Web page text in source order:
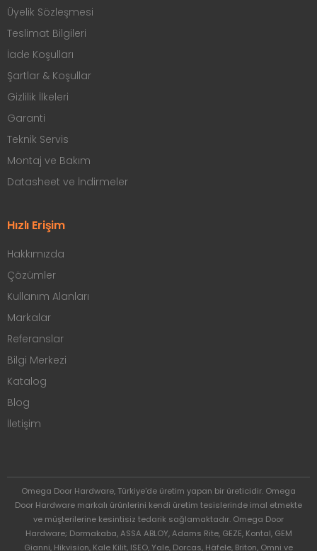
Üyelik Sözleşmesi
Teslimat Bilgileri
İade Koşulları
Şartlar & Koşullar
Gizlilik İlkeleri
Garanti
Teknik Servis
Montaj ve Bakım
Datasheet ve İndirmeler
Hızlı Erişim
Hakkımızda
Çözümler
Kullanım Alanları
Markalar
Referanslar
Bilgi Merkezi
Katalog
Blog
İletişim
Omega Door Hardware, Türkiye'de üretim yapan bir üreticidir. Omega
Door Hardware markalı ürünlerini kendi üretim tesislerinde imal etmekte
ve müşterilerine kesintisiz tedarik sağlamaktadır. Omega Door
Hardware; Dormakaba, ASSA ABLOY, Adams Rite, GEZE, Kontal, GEM
Gianni, Hikvision, Kale Kilit, ISEO, Yale, Dorcas, Häfele, Briton, Omni ve